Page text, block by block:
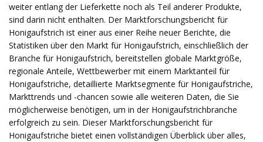
weiter entlang der Lieferkette noch als Teil anderer Produkte,
sind darin nicht enthalten. Der Marktforschungsbericht für
Honigaufstrich ist einer aus einer Reihe neuer Berichte, die
Statistiken über den Markt für Honigaufstrich, einschließlich der
Branche für Honigaufstrich, bereitstellen globale Marktgröße,
regionale Anteile, Wettbewerber mit einem Marktanteil für
Honigaufstriche, detaillierte Marktsegmente für Honigaufstriche,
Markttrends und -chancen sowie alle weiteren Daten, die Sie
möglicherweise benötigen, um in der Honigaufstrichbranche
erfolgreich zu sein. Dieser Marktforschungsbericht für
Honigaufstriche bietet einen vollständigen Überblick über alles,